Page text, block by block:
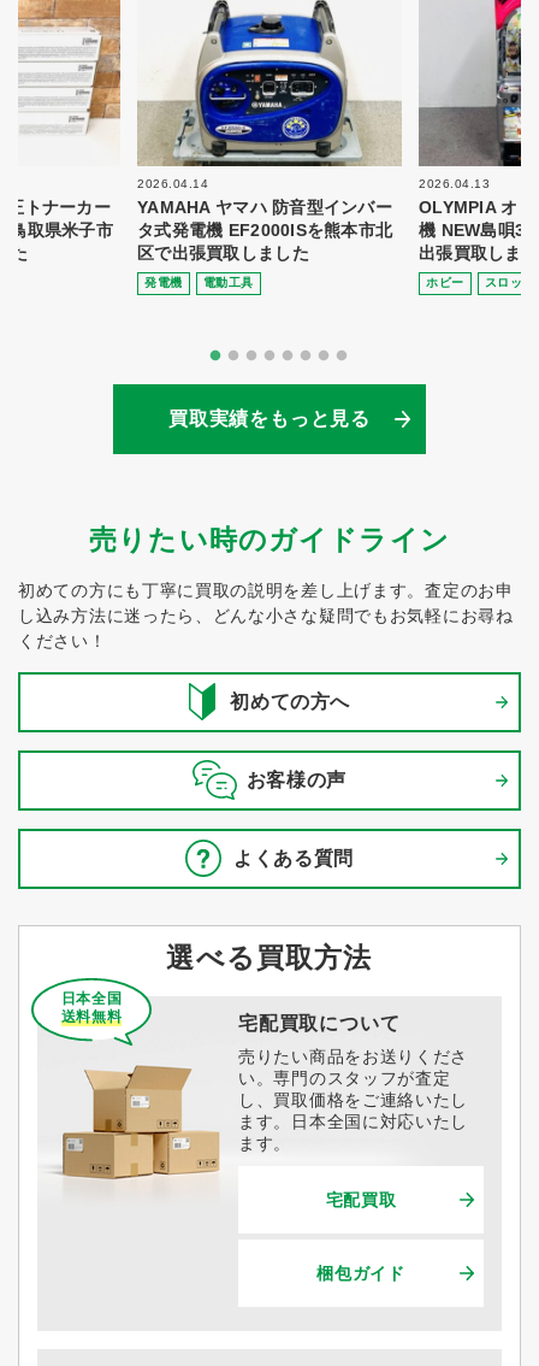
梱包
ガイド
法人の
お客様へ
トナーカー
鳥取県米子市
た
2026.04.14
YAMAHA ヤマハ 防音型インバー
タ式発電機 EF2000ISを熊本市北
区で出張買取しました
発電機 電動⼯具
2026.04.13
OLYMPIA オ
機 NEW島唄
出張買取しま
ホビー スロット
買取実績をもっと見る
売りたい時のガイドライン
初めての方にも丁寧に買取の説明を差し上げます。査定のお申
し込み方法に迷ったら、どんな小さな疑問でもお気軽にお尋ね
ください！
初めての方へ
お客様の声
よくある質問
選べる買取方法
宅配買取について
日本全国
送料無料
売りたい商品をお送りくださ
い。専門のスタッフが査定
し、買取価格をご連絡いたし
ます。日本全国に対応いたし
ます。
宅配買取
梱包ガイド